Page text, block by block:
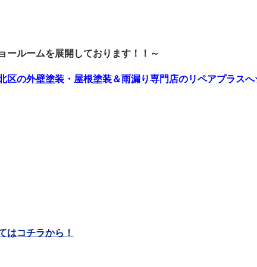
ールームを展開しております！！～
の外壁塗装・屋根塗装＆雨漏り専門店のリペアプラス
はコチラから！